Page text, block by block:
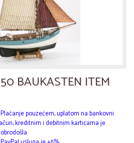
BAUKASTEN ITEM
pouzećem, uplatom na bankovni
kreditnim i debitnim karticama je